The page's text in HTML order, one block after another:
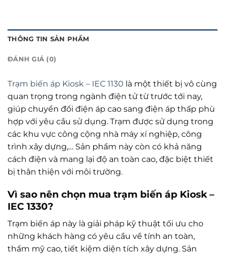
THÔNG TIN SẢN PHẨM
ĐÁNH GIÁ (0)
Trạm biến áp Kiosk – IEC 1130 là một thiết bị vô cùng
quan trọng trong ngành điện tử từ trước tới nay,
giúp chuyển đổi điện áp cao sang điện áp thấp phù
hợp với yêu cầu sử dụng. Trạm được sử dụng trong
các khu vực công cộng nhà máy xí nghiệp, công
trình xây dựng,… Sản phẩm này còn có khả năng
cách điện và mang lại độ an toàn cao, đặc biệt thiết
bị thân thiện với môi trường.
Vì sao nên chọn mua trạm biến áp Kiosk –
IEC 1330?
Trạm biến áp này là giải pháp kỹ thuật tối ưu cho
những khách hàng có yêu cầu về tính an toàn,
thẩm mỹ cao, tiết kiệm diện tích xây dựng. Sản